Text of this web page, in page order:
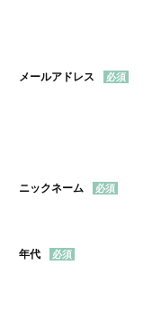
メールアドレス
ニックネーム
年代